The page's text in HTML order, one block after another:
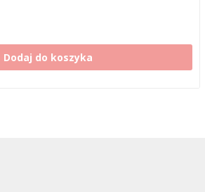
Dodaj do koszyka